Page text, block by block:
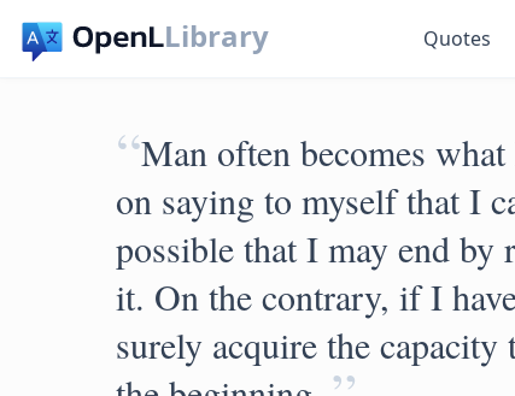
Library Quotes
“Man often becomes
on saying to myself that I
possible that I may end by
it. On the contrary, if I
surely acquire the